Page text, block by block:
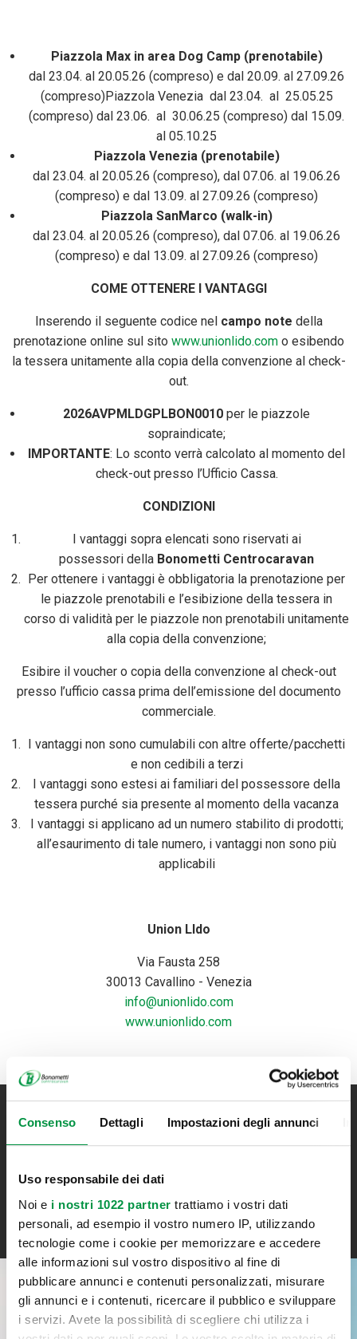
Consenso Dettagli Impostazioni degli annunci
Uso responsabile dei dati
Noi e i nostri 1022 partner trattiamo i vostri dati
personali, ad esempio il vostro numero IP, utilizzando
tecnologie come i cookie per memorizzare e accedere
alle informazioni sul vostro dispositivo al fine di
pubblicare annunci e contenuti personalizzati, misurare
gli annunci e i contenuti, ricercare il pubblico e sviluppare
i servizi. Avete la possibilità di scegliere chi utilizza i
Piazzola Max in area Dog Camp (prenotabile)
dal 23.04. al 20.05.26 (compreso) e dal 20.09. al 27.09.26
(compreso)Piazzola Venezia dal 23.04. al 25.05.25
(compreso) dal 23.06. al 30.06.25 (compreso) dal 15.09.
al 05.10.25
Piazzola Venezia (prenotabile)
dal 23.04. al 20.05.26 (compreso), dal 07.06. al 19.06.26
(compreso) e dal 13.09. al 27.09.26 (compreso)
Piazzola SanMarco (walk-in)
dal 23.04. al 20.05.26 (compreso), dal 07.06. al 19.06.26
(compreso) e dal 13.09. al 27.09.26 (compreso)
COME OTTENERE I VANTAGGI
Inserendo il seguente codice nel campo note della
prenotazione online sul sito www.unionlido.como esibendo
la tessera unitamente alla copia della convenzione al check-
out.
2026AVPMLDGPLBON0010 per le piazzole
sopraindicate;
IMPORTANTE: Lo sconto verrà calcolato al momento del
check-out presso l’Ufficio Cassa.
CONDIZIONI
I vantaggi sopra elencati sono riservati ai
possessori della Bonometti Centrocaravan
Per ottenere i vantaggi è obbligatoria la prenotazione per
le piazzole prenotabili e l’esibizione della tessera in
corso di validità per le piazzole non prenotabili unitamente
alla copia della convenzione;
Esibire il voucher o copia della convenzione al check-out
presso l’ufficio cassa prima dell’emissione del documento
commerciale.
I vantaggi non sono cumulabili con altre offerte/pacchetti
e non cedibili a terzi
I vantaggi sono estesi ai familiari del possessore della
tessera purché sia presente al momento della vacanza
I vantaggi si applicano ad un numero stabilito di prodotti;
all’esaurimento di tale numero, i vantaggi non sono più
applicabili
Union LIdo
Via Fausta 258
30013 Cavallino - Venezia
info@unionlido.com
www.unionlido.com
Iscriviti alla newsletter
ISCRIVITI
RICHIEDI INFORMAZIONI